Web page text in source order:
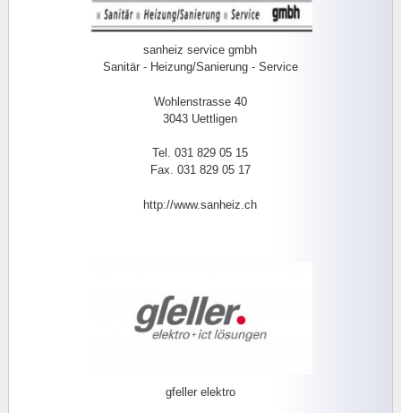
sanheiz service gmbh
Sanitär - Heizung/Sanierung - Service
Wohlenstrasse 40
3043 Uettligen
Tel. 031 829 05 15
Fax. 031 829 05 17
http://www.sanheiz.ch
gfeller elektro